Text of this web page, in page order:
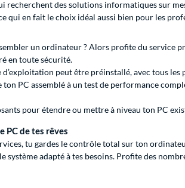
recherchent des solutions informatiques sur
en fait le choix idéal aussi bien pour les
un ordinateur ? Alors profite du service
en toute sécurité.
d’exploitation peut être préinstallé, avec tous
PC assemblé à un test de performance
pour étendre ou mettre à niveau ton PC
PC de tes rêves
tu gardes le contrôle total sur ton
adapté à tes besoins. Profite des